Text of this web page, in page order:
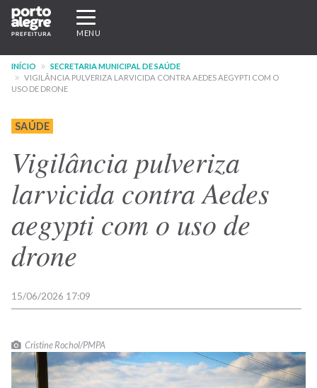
Pular
para
conteúdo
principal
Expandir/recolher
navegação
MENU
INÍCIO
SECRETARIA MUNICIPAL DE SAÚDE
VIGILÂNCIA PULVERIZA LARVICIDA CONTRA AEDES AEGYPTI COM O
USO DE DRONE
SAÚDE
Vigilância pulveriza
larvicida contra Aedes
aegypti com o uso de
drone
15/06/2026 17:09
Cristine Rochol/PMPA